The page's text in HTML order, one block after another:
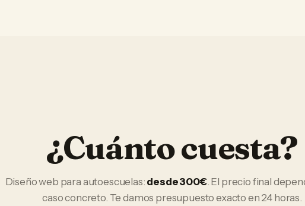
¿Cuánto cuesta?
Diseño web paraautoescuelas: desde 300€. El precio final
caso concreto. Te damos presupuesto exacto en 24 horas.